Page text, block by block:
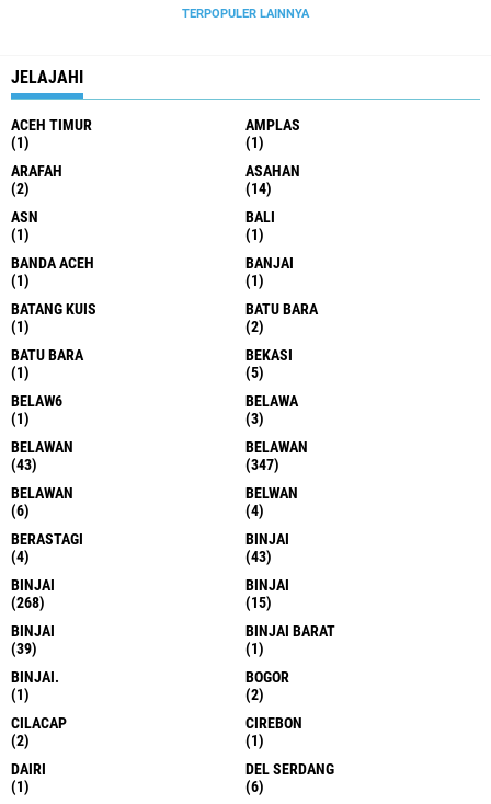
TERPOPULER LAINNYA
JELAJAHI
ACEH TIMUR
(1)
AMPLAS
(1)
ARAFAH
(2)
ASAHAN
(14)
ASN
(1)
BALI
(1)
BANDA ACEH
(1)
BANJAI
(1)
BATANG KUIS
(1)
BATU BARA
(2)
BATU BARA
(1)
BEKASI
(5)
BELAW6
(1)
BELAWA
(3)
BELAWAN
(43)
BELAWAN
(347)
BELAWAN
(6)
BELWAN
(4)
BERASTAGI
(4)
BINJAI
(43)
BINJAI
(268)
BINJAI
(15)
BINJAI
(39)
BINJAI BARAT
(1)
BINJAI.
(1)
BOGOR
(2)
CILACAP
(2)
CIREBON
(1)
DAIRI
(1)
DEL SERDANG
(6)